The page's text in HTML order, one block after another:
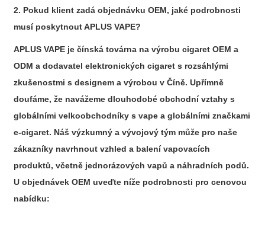
2. Pokud klient zadá objednávku OEM, jaké podrobnosti
musí poskytnout APLUS VAPE?
APLUS VAPE je čínská továrna na výrobu cigaret OEM a
ODM a dodavatel elektronických cigaret s rozsáhlými
zkušenostmi s designem a výrobou v Číně. Upřímně
doufáme, že navážeme dlouhodobé obchodní vztahy s
globálními velkoobchodníky s vape a globálními značkami
e-cigaret. Náš výzkumný a vývojový tým může pro naše
zákazníky navrhnout vzhled a balení vapovacích
produktů, včetně jednorázových vapů a náhradních podů.
U objednávek OEM uveďte níže podrobnosti pro cenovou
nabídku: